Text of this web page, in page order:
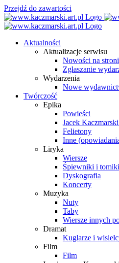
Przejdź do zawartości
Aktualności
Aktualizacje serwisu
Nowości na
Zgłaszanie
Wydarzenia
Nowe
Twórczość
Epika
Powieści
Jacek
Felietony
Inne
Liryka
Wiersze
Śpiewniki i tomiki
Dyskografia
Koncerty
Muzyka
Nuty
Taby
Wiersze innych
Dramat
Kuglarze i
Film
Film